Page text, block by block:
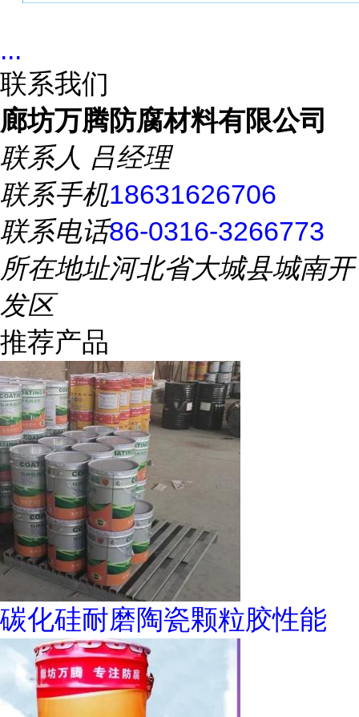
...
联系我们
廊坊万腾防腐材料有限公司
联系人 吕经理
联系手机18631626706
联系电话86-0316-3266773
所在地址河北省大城县城南开
发区
推荐产品
碳化硅耐磨陶瓷颗粒胶性能